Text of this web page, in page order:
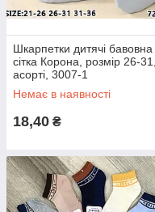
Шкарпетки дитячі бавовна
сітка Корона, розмір 26-31,
асорті, 3007-1
Немає в наявності
18,40 ₴